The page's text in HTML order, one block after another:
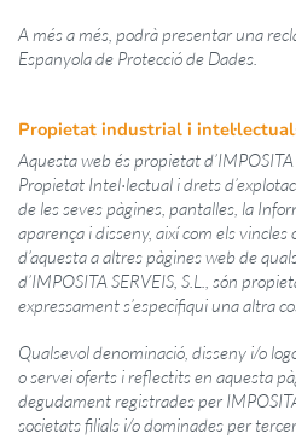
A més a més, podrà presentar una
Espanyola de Protecció de Dades.
Propietat industrial i
Aquesta web és propietat d’IMPOSITA
Propietat Intel·lectual i drets
de les seves pàgines, pantalles, la
aparença i disseny, així com els vincles
d’aquesta a altres pàgines web de
d’IMPOSITASERVEIS, S.L., són
expressament s’especifiqui una altra
Qualsevol denominació, disseny i/o
o servei oferts i reflectits en aquesta
degudament registrades per
societats filials i/o dominades per